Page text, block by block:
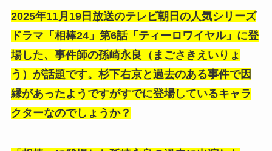
2025年11月19日放送のテレビ朝日の人気シリーズ
ドラマ「相棒24」第6話「ティーロワイヤル」に登
場した、事件師の孫崎永良（まごさきえいりょ
う）が話題です。杉下右京と過去のある事件で因
縁があったようですがすでに登場しているキャラ
クターなのでしょうか？